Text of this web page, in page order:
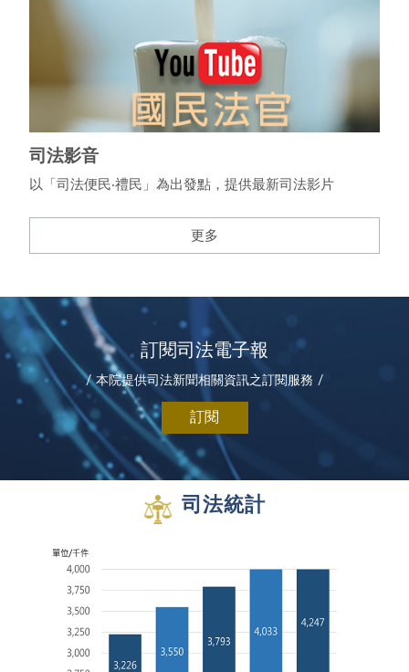
司法影音
以「司法便民‧禮民」為出發點，提供最新司法影片
更多
訂閱司法電子報
本院提供司法新聞相關資訊之訂閱服務
司法統計